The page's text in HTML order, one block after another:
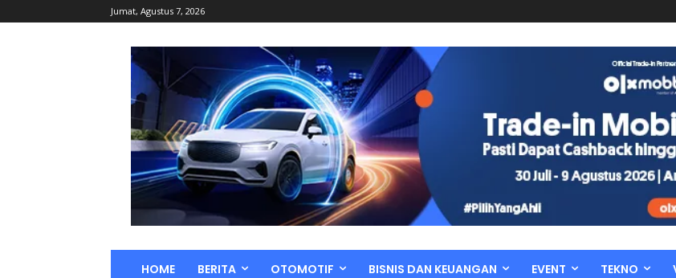
Jumat, Agustus 7, 2026
HOME BERITA OTOMOTIF BISNIS DAN KEUANGAN EVENT TEKNO